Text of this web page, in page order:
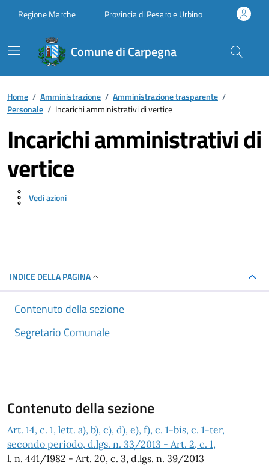
Regione Marche Provincia di Pesaro e Urbino
Comune di Carpegna
Home / Amministrazione / Amministrazione trasparente /
Personale / Incarichi amministrativi di vertice
Incarichi amministrativi di
vertice
Vedi azioni
INDICE DELLA PAGINA
Contenuto della sezione
Segretario Comunale
Contenuto della sezione
Art. 14, c. 1, lett. a), b), c), d), e), f), c. 1-bis, c. 1-ter,
secondo periodo, d.lgs. n. 33/2013 - Art. 2, c. 1,
l. n. 441/1982 - Art. 20, c. 3, d.lgs. n. 39/2013